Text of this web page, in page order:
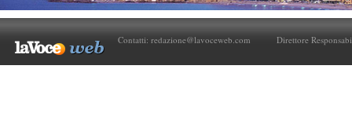
Contatti: redazione@lavoceweb.com Direttore